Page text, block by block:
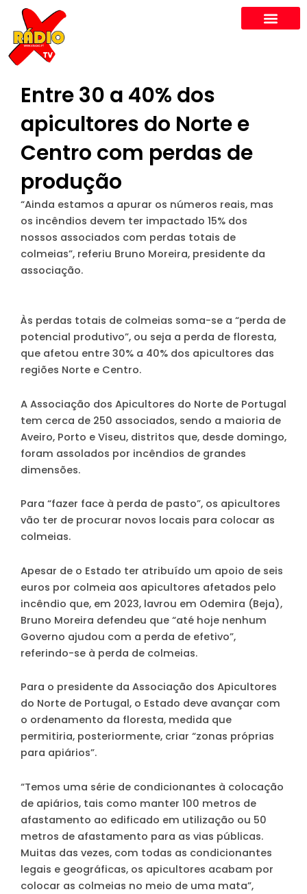
content
Entre 30 a 40% dos
apicultores do Norte e
Centro com perdas de
produção
“Ainda estamos a apurar os números reais, mas
os incêndios devem ter impactado 15% dos
nossos associados com perdas totais de
colmeias”, referiu Bruno Moreira, presidente da
associação.
Às perdas totais de colmeias soma-se a “perda de
potencial produtivo”, ou seja a perda de floresta,
que afetou entre 30% a 40% dos apicultores das
regiões Norte e Centro.
A Associação dos Apicultores do Norte de Portugal
tem cerca de 250 associados, sendo a maioria de
Aveiro, Porto e Viseu, distritos que, desde domingo,
foram assolados por incêndios de grandes
dimensões.
Para “fazer face à perda de pasto”, os apicultores
vão ter de procurar novos locais para colocar as
colmeias.
Apesar de o Estado ter atribuído um apoio de seis
euros por colmeia aos apicultores afetados pelo
incêndio que, em 2023, lavrou em Odemira (Beja),
Bruno Moreira defendeu que “até hoje nenhum
Governo ajudou com a perda de efetivo”,
referindo-se à perda de colmeias.
Para o presidente da Associação dos Apicultores
do Norte de Portugal, o Estado deve avançar com
o ordenamento da floresta, medida que
permitiria, posteriormente, criar “zonas próprias
para apiários”.
“Temos uma série de condicionantes à colocação
de apiários, tais como manter 100 metros de
afastamento ao edificado em utilização ou 50
metros de afastamento para as vias públicas.
Muitas das vezes, com todas as condicionantes
legais e geográficas, os apicultores acabam por
colocar as colmeias no meio de uma mata”,